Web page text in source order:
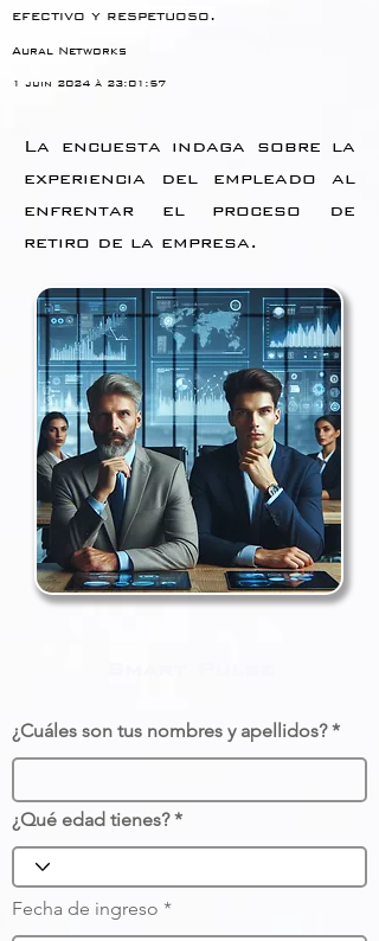
efectivo y respetuoso.
Aural Networks
1 juin 2024 à 23:01:57
La encuesta indaga sobre la
experiencia del empleado al
enfrentar el proceso de
retiro de la empresa.
¿Cuáles son tus nombres y apellidos?
¿Qué edad tienes?
Fecha de ingreso *r